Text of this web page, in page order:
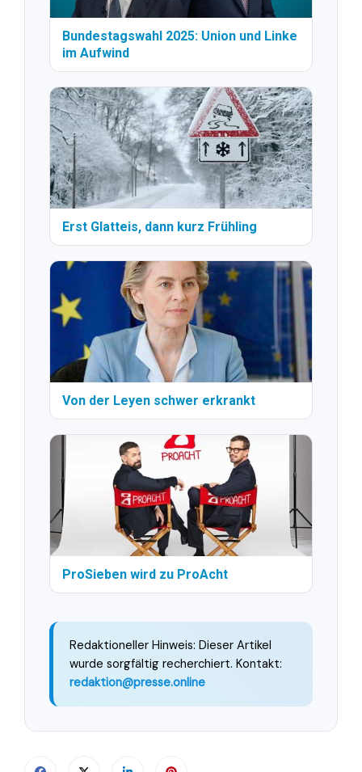
Bundestagswahl 2025: Union und Linke
im Aufwind
Erst Glatteis, dann kurz Frühling
Von der Leyen schwer erkrankt
ProSieben wird zu ProAcht
Redaktioneller Hinweis: Dieser Artikel
wurde sorgfältig recherchiert. Kontakt:
redaktion@presse.online